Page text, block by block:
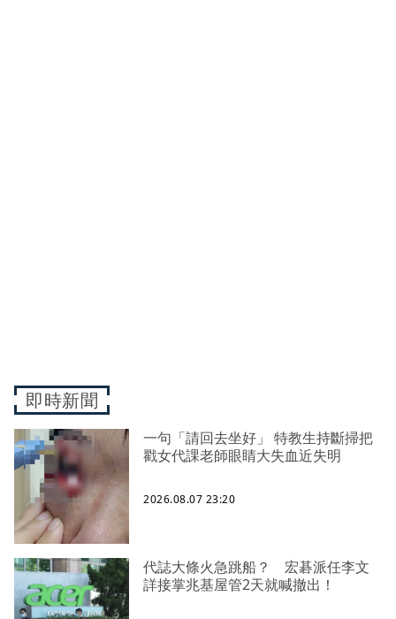
即時新聞
一句「請回去坐好」 特教生持斷掃把
戳女代課老師眼睛大失血近失明
2026.08.07 23:20
代誌大條火急跳船？ 宏碁派任李文
詳接掌兆基屋管2天就喊撤出！